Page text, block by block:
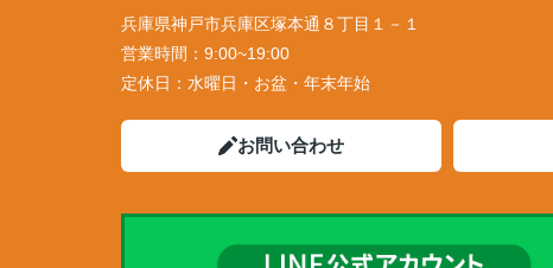
兵庫県神戸市兵庫区塚本通８丁目１－１
営業時間： 9:00~19:00
定休日： 水曜日・お盆・年末年始
お問い合わせ